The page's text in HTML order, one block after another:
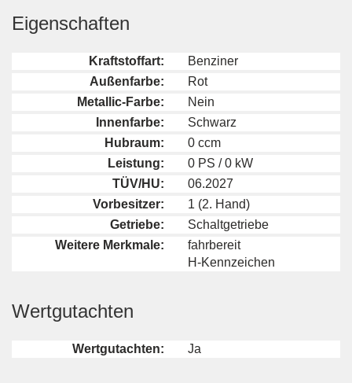
Eigenschaften
Kraftstoffart:
Benziner
Außenfarbe:
Rot
Metallic-Farbe:
Nein
Innenfarbe:
Schwarz
Hubraum:
0 ccm
Leistung:
0 PS / 0 kW
TÜV/HU:
06.2027
Vorbesitzer:
1 (2. Hand)
Getriebe:
Schaltgetriebe
Weitere Merkmale:
fahrbereit
H-Kennzeichen
Wertgutachten
Wertgutachten: Ja